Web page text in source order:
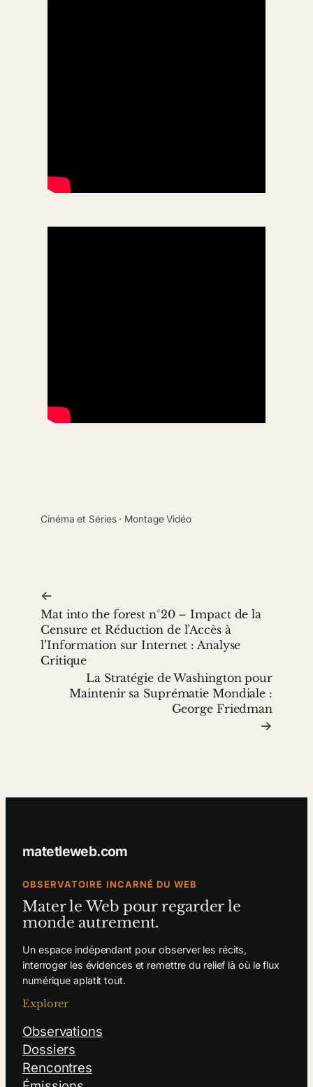
Cinéma et Séries · Montage Vidéo
←
Mat into the forest n°20 – Impact de la
Censure et Réduction de l’Accès à
l’Information sur Internet : Analyse
Critique
La Stratégie de Washington pour
Maintenir sa Suprématie Mondiale :
George Friedman
→
matetleweb.com
OBSERVATOIRE INCARNÉ DU WEB
Mater le Web pour regarder le
monde autrement.
Un espace indépendant pour observer les récits,
interroger les évidences et remettre du relief là où le flux
numérique aplatit tout.
Explorer
Observations
Dossiers
Rencontres